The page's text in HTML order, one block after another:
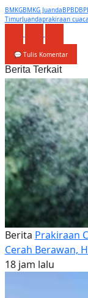
BMKGBMKG JuandaBPBD
TimurJuandaprakiraan cuaca
💬 Tulis Komentar
Berita Terkait
Berita Prakiraan
Cerah Berawan,
18 jam lalu